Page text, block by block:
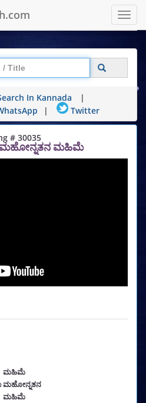
In Kannada
|
| Twitter
# 30035
ಮಹಿಮೆ
ಮಹಿಮೆ
ಮಹೋನ್ನತನ
ಮಹಿಮೆ